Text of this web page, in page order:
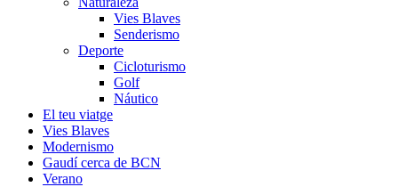
Vies Blaves
Senderismo
Deporte
Cicloturismo
Golf
Náutico
El teu viatge
Vies Blaves
Modernismo
Gaudí cerca de BCN
Verano